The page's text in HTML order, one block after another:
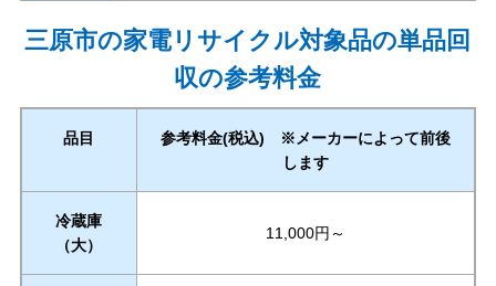
三原市の家電リサイクル対象品の単品回
収の参考料金
品目
参考料金(税込) ※メーカーによって前後
します
冷蔵庫
（大）
11,000円～